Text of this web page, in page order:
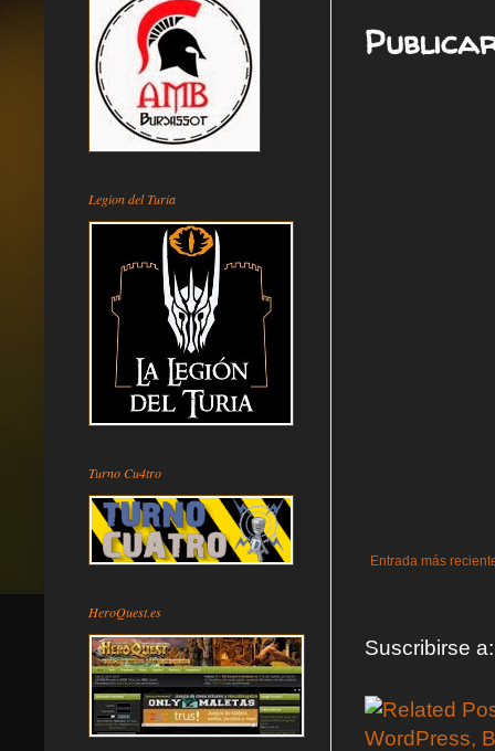
Entrada más
Suscribirse
Legion del Turia
Turno Cu4tro
HeroQuest.es